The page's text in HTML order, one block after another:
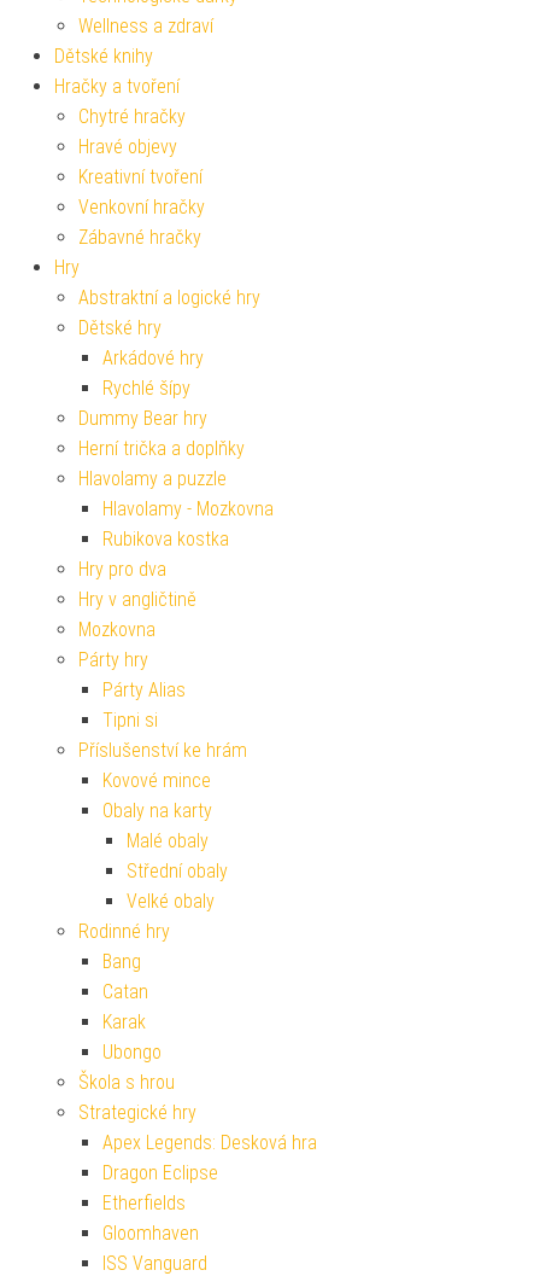
Wellness a zdraví
Dětské knihy
Hračky a tvoření
Chytré hračky
Hravé objevy
Kreativní tvoření
Venkovní hračky
Zábavné hračky
Hry
Abstraktní a logické hry
Dětské hry
Arkádové hry
Rychlé šípy
Dummy Bear hry
Herní trička a doplňky
Hlavolamy a puzzle
Hlavolamy - Mozkovna
Rubikova kostka
Hry pro dva
Hry v angličtině
Mozkovna
Párty hry
Párty Alias
Tipni si
Příslušenství ke hrám
Kovové mince
Obaly na karty
Malé obaly
Střední obaly
Velké obaly
Rodinné hry
Bang
Catan
Karak
Ubongo
Škola s hrou
Strategické hry
Apex Legends: Desková hra
Dragon Eclipse
Etherfields
Gloomhaven
ISS Vanguard